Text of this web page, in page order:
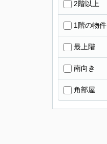
2階以上
1階の物件
最上階
南向き
角部屋